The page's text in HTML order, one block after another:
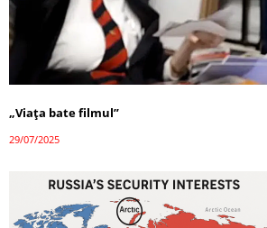
„Viața bate filmul”
29/07/2025